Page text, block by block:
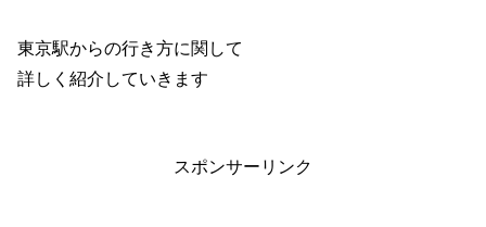
東京駅からの行き方に関して
詳しく紹介していきます
スポンサーリンク